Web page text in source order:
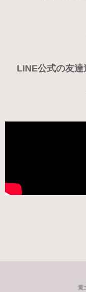
LINE公式の友達
黄